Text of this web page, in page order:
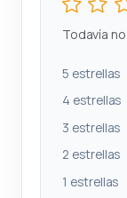
Todavía
5 estrellas
4 estrellas
3 estrellas
2 estrellas
1 estrellas